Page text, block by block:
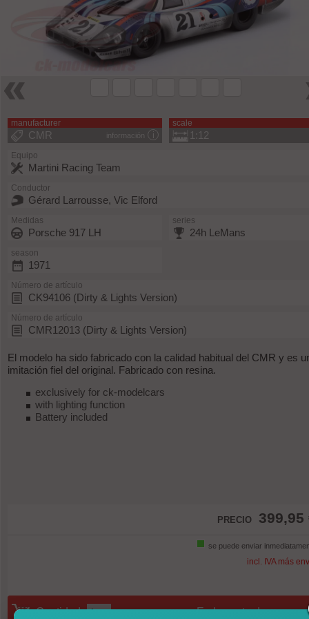
manufacturer
información
CMR
scale
1:12
Equipo
Martini Racing Team
Conductor
Gérard Larrousse, Vic Elford
Medidas
Porsche 917 LH
series
24h LeMans
season
1971
Número de artículo
CK94106 (Dirty & Lights Version)
Número de artículo
CMR12013 (Dirty & Lights Version)
El modelo ha sido fabricado con la calidad habitual del CMR y es
imitación fiel del original. Fabricado con resina.
exclusively for ck-modelcars
with lighting function
Battery included
PRECIO 399,95
se puede enviar
incl. IVA más
Cantidad: En la cesta de compra